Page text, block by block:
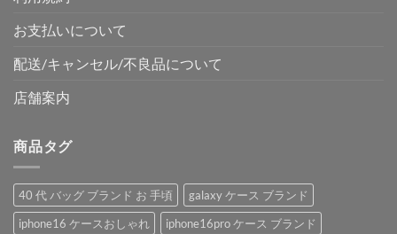
お支払いについて
配送/キャンセル/不良品について
店舗案内
商品タグ
40 代 バッグ ブランド お 手頃
galaxy ケース ブランド
iphone16 ケースおしゃれ
iphone16pro ケース ブランド